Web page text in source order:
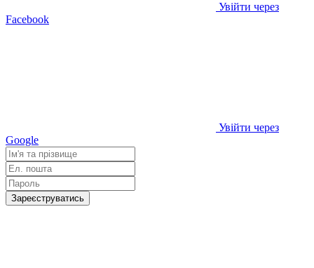
Увійти через
Facebook
Увійти через
Google
Зареєструватись